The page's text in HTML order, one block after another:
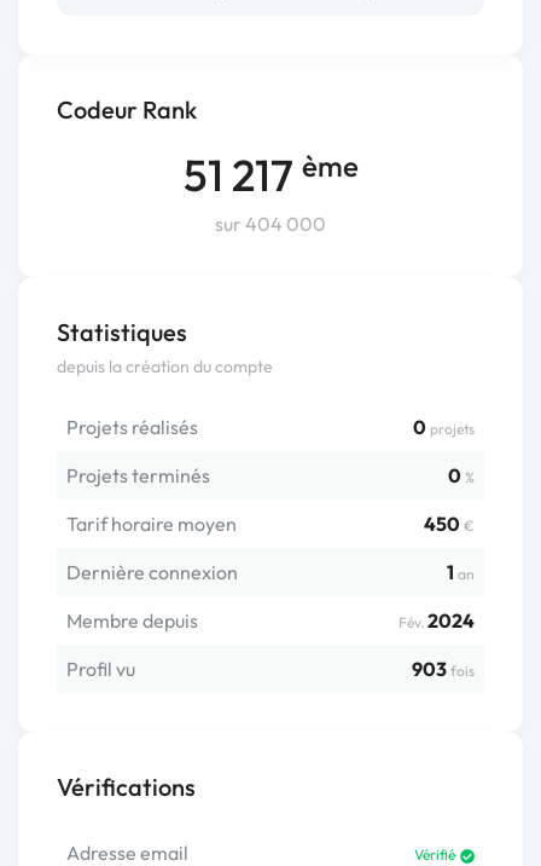
Codeur Rank
51 217 ème
sur 404 000
Statistiques
depuis la création du compte
Projets réalisés 0 projets
Projets terminés 0 %
Tarif horaire moyen 450 €
Dernière connexion 1 an
Membre depuis Fév. 2024
Profil vu
903 fois
Vérifications
Adresse email Vérifié